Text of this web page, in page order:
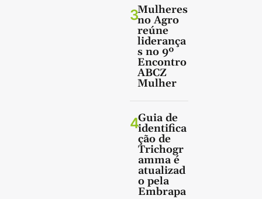
3Mulheres
no Agro
reúne
liderança
s no 9º
Encontro
ABCZ
Mulher
4Guia de
identifica
ção de
Trichogr
amma é
atualizad
o pela
Embrapa